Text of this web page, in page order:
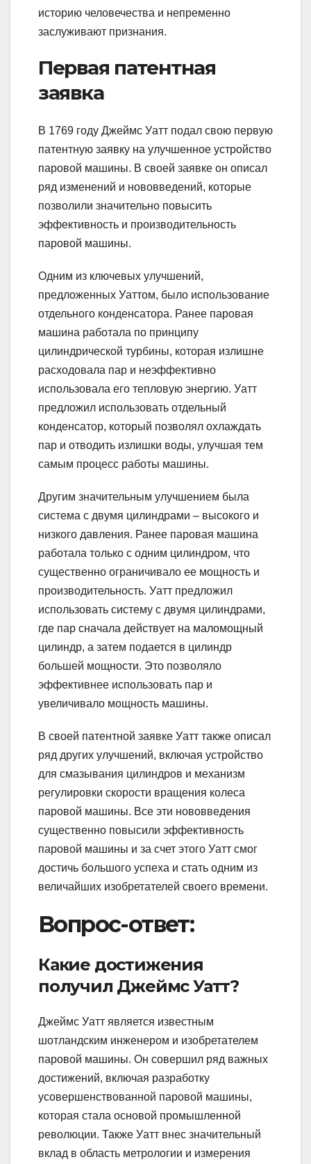
историю человечества и непременно
заслуживают признания.
Первая патентная
заявка
В 1769 году Джеймс Уатт подал свою первую
патентную заявку на улучшенное устройство
паровой машины. В своей заявке он описал
ряд изменений и нововведений, которые
позволили значительно повысить
эффективность и производительность
паровой машины.
Одним из ключевых улучшений,
предложенных Уаттом, было использование
отдельного конденсатора. Ранее паровая
машина работала по принципу
цилиндрической турбины, которая излишне
расходовала пар и неэффективно
использовала его тепловую энергию. Уатт
предложил использовать отдельный
конденсатор, который позволял охлаждать
пар и отводить излишки воды, улучшая тем
самым процесс работы машины.
Другим значительным улучшением была
система с двумя цилиндрами – высокого и
низкого давления. Ранее паровая машина
работала только с одним цилиндром, что
существенно ограничивало ее мощность и
производительность. Уатт предложил
использовать систему с двумя цилиндрами,
где пар сначала действует на маломощный
цилиндр, а затем подается в цилиндр
большей мощности. Это позволяло
эффективнее использовать пар и
увеличивало мощность машины.
В своей патентной заявке Уатт также описал
ряд других улучшений, включая устройство
для смазывания цилиндров и механизм
регулировки скорости вращения колеса
паровой машины. Все эти нововведения
существенно повысили эффективность
паровой машины и за счет этого Уатт смог
достичь большого успеха и стать одним из
величайших изобретателей своего времени.
Вопрос-ответ:
Какие достижения
получил Джеймс Уатт?
Джеймс Уатт является известным
шотландским инженером и изобретателем
паровой машины. Он совершил ряд важных
достижений, включая разработку
усовершенствованной паровой машины,
которая стала основой промышленной
революции. Также Уатт внес значительный
вклад в область метрологии и измерения